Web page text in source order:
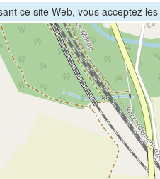
ce site Web, vous acceptez les